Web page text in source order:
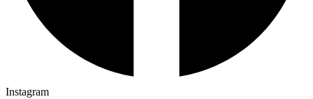
Instagram